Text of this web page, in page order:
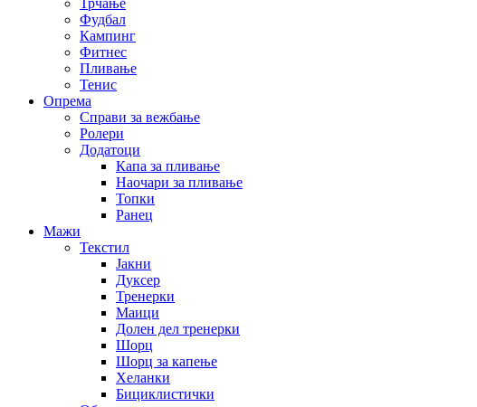
Трчање
Фудбал
Кампинг
Фитнес
Пливање
Тенис
Опрема
Справи за вежбање
Ролери
Додатоци
Капа за пливање
Наочари за пливање
Топки
Ранец
Мажи
Текстил
Јакни
Дуксер
Тренерки
Маици
Долен дел тренерки
Шорц
Шорц за капење
Хеланки
Бициклистички